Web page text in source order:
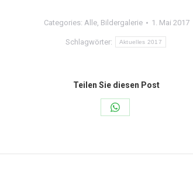
Categories: Alle, Bildergalerie 1. Mai 2017
Schlagwörter: Aktuelles 2017
Teilen Sie diesen Post
Share